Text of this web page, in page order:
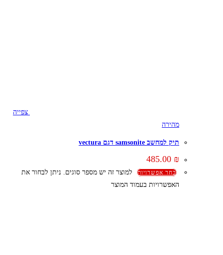
צפייה
מהירה
תיק למחשב samsonite דגם vectura
485.00 ₪
בחר אפשרויות
למוצר זה יש מספר סוגים. ניתן לבחור את
האפשרויות בעמוד המוצר